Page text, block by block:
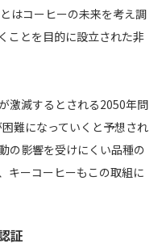
はコーヒーの未来を考え調
ことを目的に設立された非
激減するとされる2050年問
難になっていくと予想され
の影響を受けにくい品種の
キーコーヒーもこの取組に
証